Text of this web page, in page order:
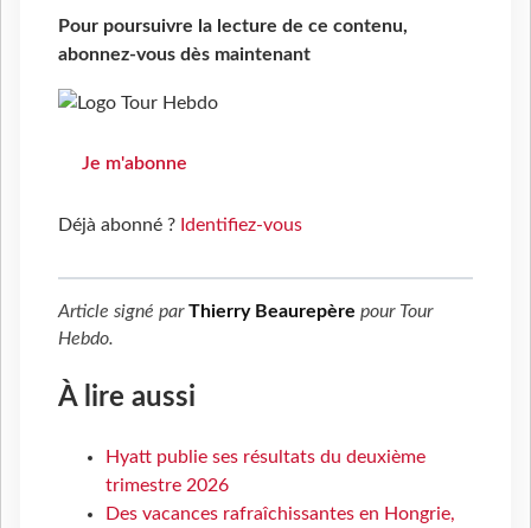
Pour poursuivre la lecture de ce contenu,
abonnez-vous dès maintenant
Je m'abonne
Déjà abonné ? Identifiez-vous
Article signé parThierry Beaurepère pour Tour
Hebdo.
À lire aussi
Hyatt publie ses résultats du deuxième
trimestre 2026
Des vacances rafraîchissantes en Hongrie,